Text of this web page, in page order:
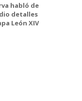
habló de
detalles
León XIV